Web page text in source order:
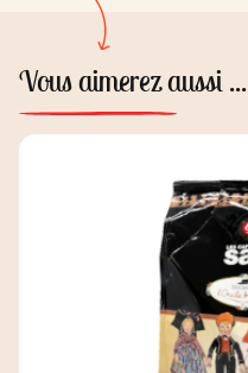
Vous aimerez aussi ...